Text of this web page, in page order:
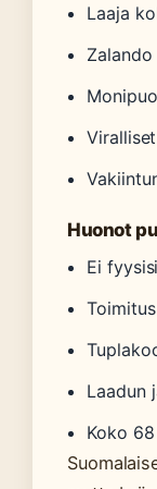
Laaja
Huonot
Ei
Laadun
Koko